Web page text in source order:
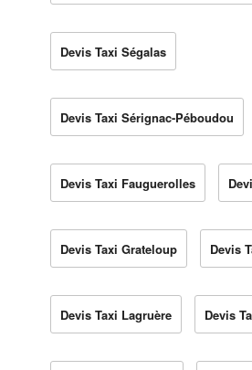
Devis Taxi Ségalas
Devis Taxi Sérignac-Péboudou
Devis Taxi Fauguerolles
Devis Taxi Grateloup Devis
Devis Taxi Lagruère Devis